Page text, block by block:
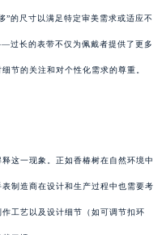
”的尺寸以满足特定审美需求或适应不
过长的表带不仅为佩戴者提供了更多
节的关注和对个性化需求的尊重。
这一现象。正如香椿树在自然环境中
制造商在设计和生产过程中也需要考
工艺以及设计细节（如可调节扣环